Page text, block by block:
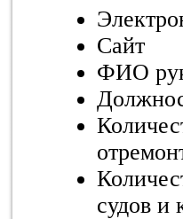
Сайт
ФИО
судов и